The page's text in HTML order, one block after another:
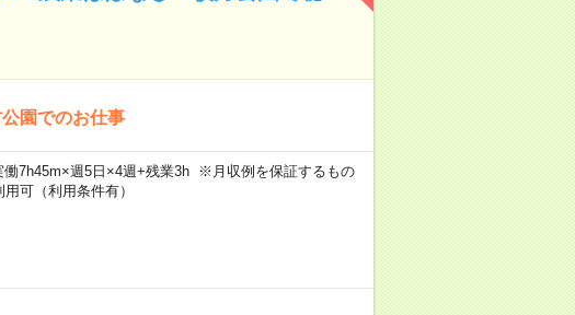
園でのお仕事
7h45m×週5日×4週+残業3h ※月収例を保証するもの
可（利用条件有）